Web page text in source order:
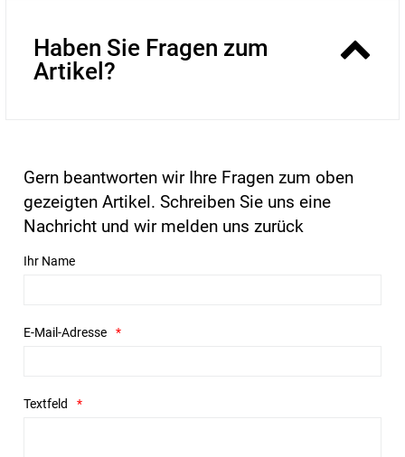
Haben Sie Fragen zum
Artikel?
Gern beantworten wir Ihre Fragen zum oben
gezeigten Artikel. Schreiben Sie uns eine
Nachricht und wir melden uns zurück
Ihr Name
E-Mail-Adresse
Textfeld